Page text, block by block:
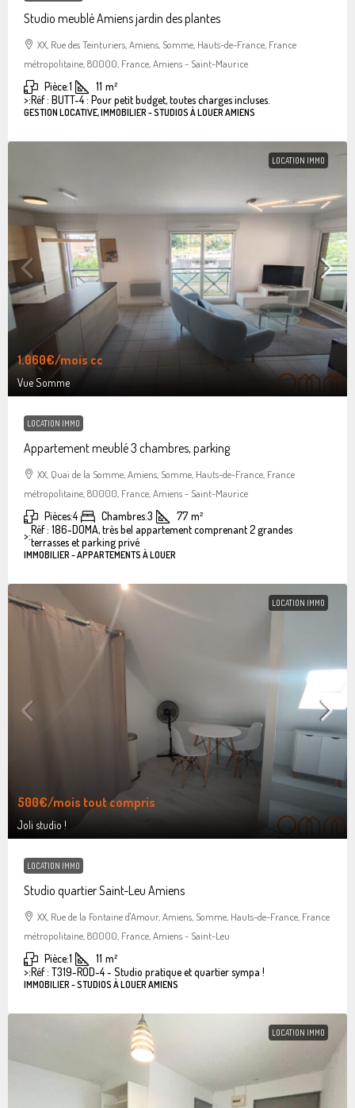
Studio meublé Amiens jardin des plantes
XX, Rue des Teinturiers, Amiens, Somme, Hauts-de-France, France
métropolitaine, 80000, France, Amiens - Saint-Maurice
Pièce:1 11 m²
>:Réf : BUTT-4 : Pour petit budget, toutes charges incluses.
GESTION LOCATIVE, IMMOBILIER - STUDIOS À LOUER AMIENS
LOCATION IMMO
1.060€/mois cc
Vue Somme
LOCATION IMMO
Appartement meublé 3 chambres, parking
XX, Quai de la Somme, Amiens, Somme, Hauts-de-France, France
métropolitaine, 80000, France, Amiens - Saint-Maurice
Pièces:4 Chambres:3 77 m²
>:Réf : 186-DOMA, très bel appartement comprenant 2 grandes
terrasses et parking privé
IMMOBILIER - APPARTEMENTS À LOUER
LOCATION IMMO
500€/mois tout compris
Joli studio !
LOCATION IMMO
Studio quartier Saint-Leu Amiens
XX, Rue de la Fontaine d'Amour, Amiens, Somme, Hauts-de-France, France
métropolitaine, 80000, France, Amiens - Saint-Leu
Pièce:1 11 m²
>:Réf : T319-ROD-4 - Studio pratique et quartier sympa !
IMMOBILIER - STUDIOS À LOUER AMIENS
LOCATION IMMO